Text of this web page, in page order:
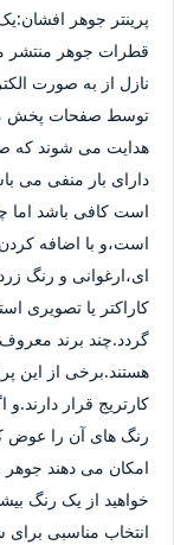
پرینتر جوهر
قطرات جوهر منتشر
نازل از به صورت
توسط صفحات پخش می
هدایت می شوند که
دارای بار منفی می
است کافی باشد اما
است،و با اضافه
ای،ارغوانی و رنگ
کاراکتر یا تصویری
گردد.چند برند معروف
هستند.برخی از این
کارتریج قرار دارند.و
رنگ های آن را عوض
امکان می دهند جوهر
خواهید از یک رنگ
انتخاب مناسبی